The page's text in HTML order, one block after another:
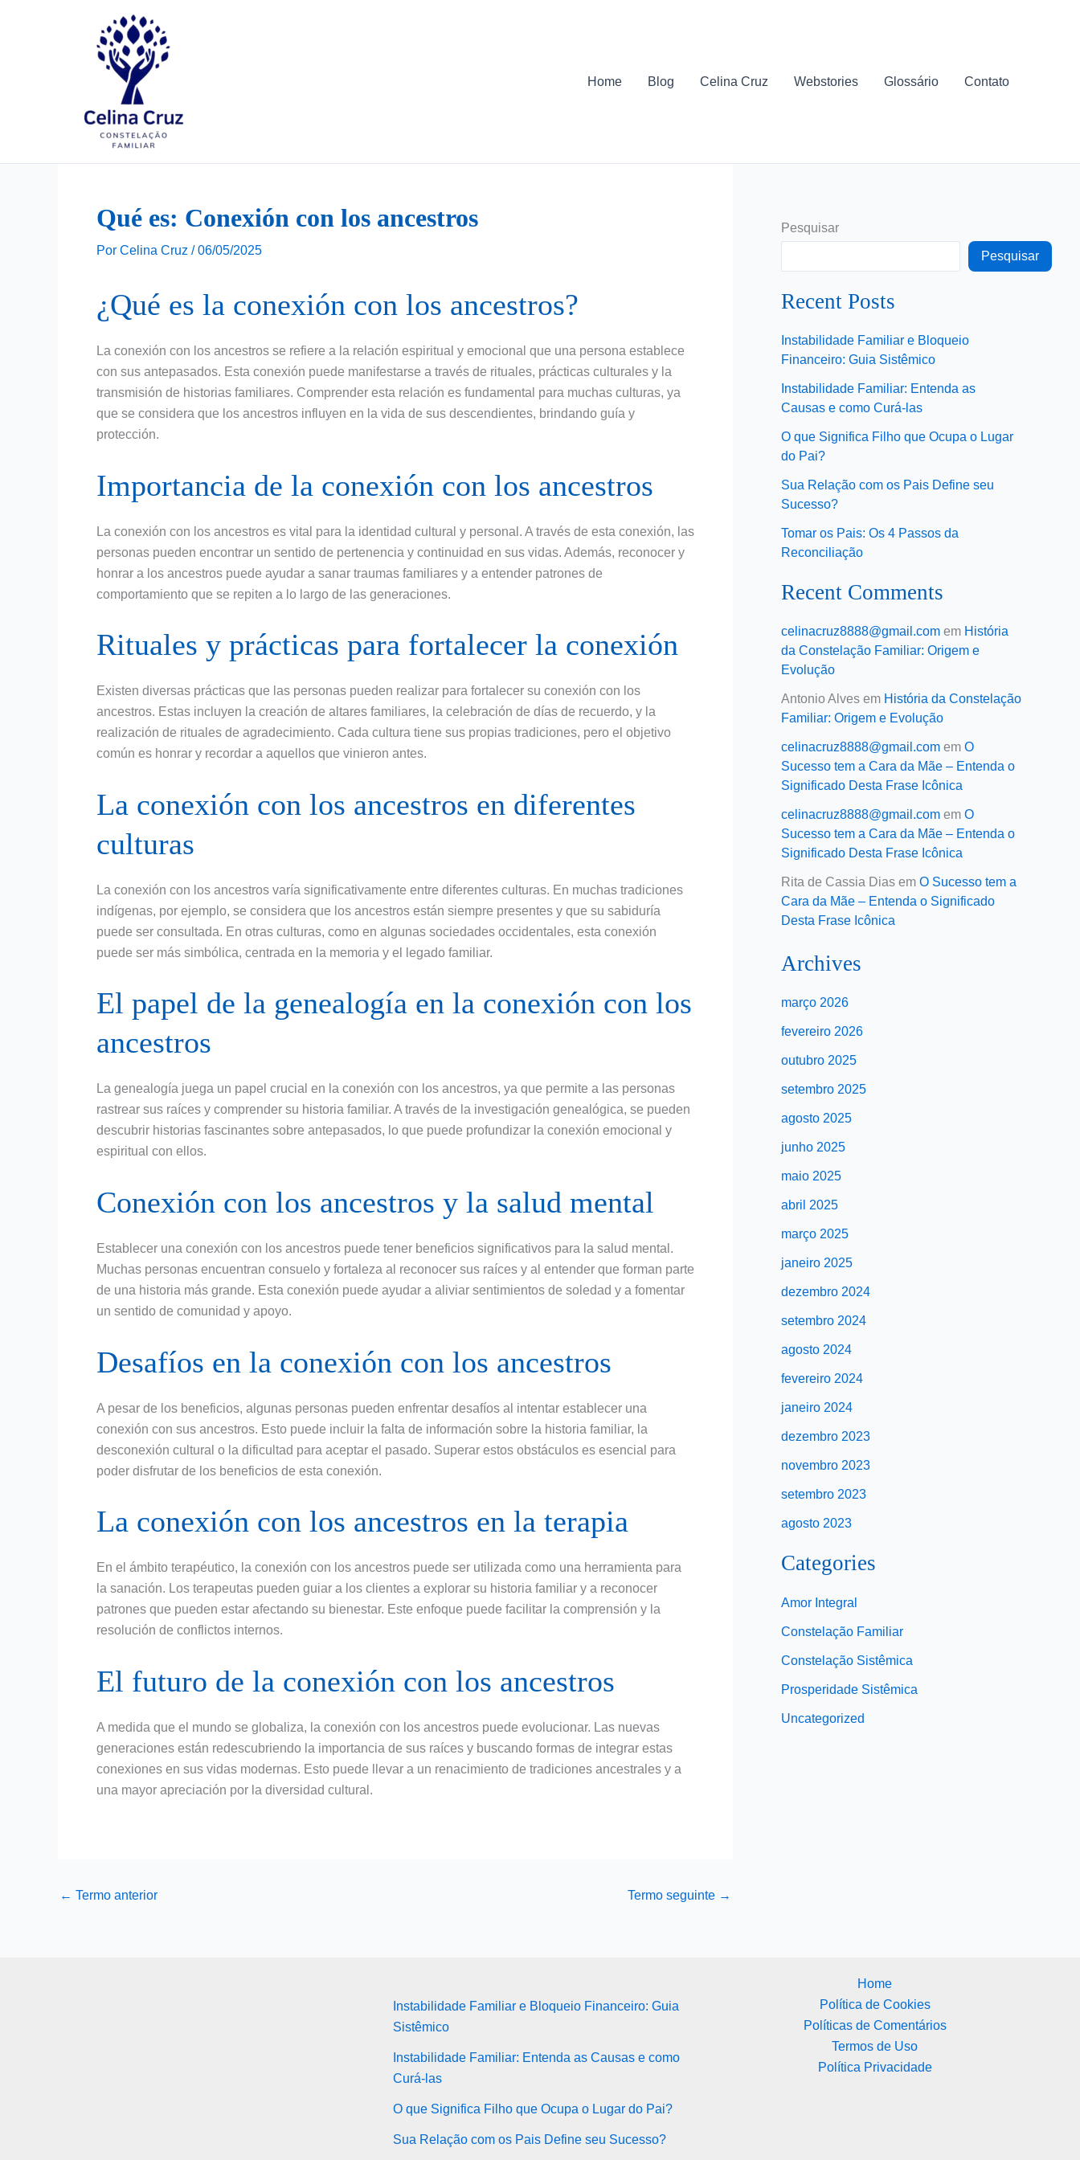
Home Blog Celina Cruz Webstories Glossário Contato
Qué es: Conexión con los ancestros
Por Celina Cruz /06/05/2025
¿Qué es la conexión con los ancestros?
La conexión con los ancestros se refiere a la relación espiritual y emocional que una persona establece
con sus antepasados. Esta conexión puede manifestarse a través de rituales, prácticas culturales y la
transmisión de historias familiares. Comprender esta relación es fundamental para muchas culturas, ya
que se considera que los ancestros influyen en la vida de sus descendientes, brindando guía y
protección.
Importancia de la conexión con los ancestros
La conexión con los ancestros es vital para la identidad cultural y personal. A través de esta conexión, las
personas pueden encontrar un sentido de pertenencia y continuidad en sus vidas. Además, reconocer y
honrar a los ancestros puede ayudar a sanar traumas familiares y a entender patrones de
comportamiento que se repiten a lo largo de las generaciones.
Rituales y prácticas para fortalecer la conexión
Existen diversas prácticas que las personas pueden realizar para fortalecer su conexión con los
ancestros. Estas incluyen la creación de altares familiares, la celebración de días de recuerdo, y la
realización de rituales de agradecimiento. Cada cultura tiene sus propias tradiciones, pero el objetivo
común es honrar y recordar a aquellos que vinieron antes.
La conexión con los ancestros en diferentes
culturas
La conexión con los ancestros varía significativamente entre diferentes culturas. En muchas tradiciones
indígenas, por ejemplo, se considera que los ancestros están siempre presentes y que su sabiduría
puede ser consultada. En otras culturas, como en algunas sociedades occidentales, esta conexión
puede ser más simbólica, centrada en la memoria y el legado familiar.
El papel de la genealogía en la conexión con los
ancestros
La genealogía juega un papel crucial en la conexión con los ancestros, ya que permite a las personas
rastrear sus raíces y comprender su historia familiar. A través de la investigación genealógica, se pueden
descubrir historias fascinantes sobre antepasados, lo que puede profundizar la conexión emocional y
espiritual con ellos.
Conexión con los ancestros y la salud mental
Establecer una conexión con los ancestros puede tener beneficios significativos para la salud mental.
Muchas personas encuentran consuelo y fortaleza al reconocer sus raíces y al entender que forman parte
de una historia más grande. Esta conexión puede ayudar a aliviar sentimientos de soledad y a fomentar
un sentido de comunidad y apoyo.
Desafíos en la conexión con los ancestros
A pesar de los beneficios, algunas personas pueden enfrentar desafíos al intentar establecer una
conexión con sus ancestros. Esto puede incluir la falta de información sobre la historia familiar, la
desconexión cultural o la dificultad para aceptar el pasado. Superar estos obstáculos es esencial para
poder disfrutar de los beneficios de esta conexión.
La conexión con los ancestros en la terapia
En el ámbito terapéutico, la conexión con los ancestros puede ser utilizada como una herramienta para
la sanación. Los terapeutas pueden guiar a los clientes a explorar su historia familiar y a reconocer
patrones que pueden estar afectando su bienestar. Este enfoque puede facilitar la comprensión y la
resolución de conflictos internos.
El futuro de la conexión con los ancestros
A medida que el mundo se globaliza, la conexión con los ancestros puede evolucionar. Las nuevas
generaciones están redescubriendo la importancia de sus raíces y buscando formas de integrar estas
conexiones en sus vidas modernas. Esto puede llevar a un renacimiento de tradiciones ancestrales y a
una mayor apreciación por la diversidad cultural.
← Termo anterior Termo seguinte →
Pesquisar
Pesquisar
Recent Posts
Instabilidade Familiar e Bloqueio
Financeiro: Guia Sistêmico
Instabilidade Familiar: Entenda as
Causas e como Curá-las
O que Significa Filho que Ocupa o Lugar
do Pai?
Sua Relação com os Pais Define seu
Sucesso?
Tomar os Pais: Os 4 Passos da
Reconciliação
Recent Comments
celinacruz8888@gmail.com em História
da Constelação Familiar: Origem e
Evolução
Antonio Alves em História da Constelação
Familiar: Origem e Evolução
celinacruz8888@gmail.com em O
Sucesso tem a Cara da Mãe – Entenda o
Significado Desta Frase Icônica
celinacruz8888@gmail.com em O
Sucesso tem a Cara da Mãe – Entenda o
Significado Desta Frase Icônica
Rita de Cassia Dias em O Sucesso tem a
Cara da Mãe – Entenda o Significado
Desta Frase Icônica
Archives
março 2026
fevereiro 2026
outubro 2025
setembro 2025
agosto 2025
junho 2025
maio 2025
abril 2025
março 2025
janeiro 2025
dezembro 2024
setembro 2024
agosto 2024
fevereiro 2024
janeiro 2024
dezembro 2023
novembro 2023
setembro 2023
agosto 2023
Categories
Amor Integral
Constelação Familiar
Constelação Sistêmica
Prosperidade Sistêmica
Uncategorized
Instabilidade Familiar e Bloqueio Financeiro: Guia
Sistêmico
Instabilidade Familiar: Entenda as Causas e como
Curá-las
O que Significa Filho que Ocupa o Lugar do Pai?
Sua Relação com os Pais Define seu Sucesso?
Home
Política de Cookies
Políticas de Comentários
Termos de Uso
Política Privacidade